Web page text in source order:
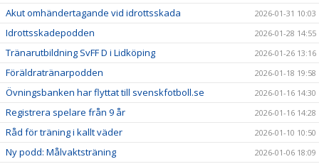
Akut omhändertagande vid idrottsskada 2026-01-31 10:03
Idrottsskadepodden 2026-01-28 14:55
Tränarutbildning SvFF D i Lidköping 2026-01-26 13:16
Föräldratränarpodden 2026-01-18 19:58
Övningsbanken har flyttat till svenskfotboll.se 2026-01-16 14:30
Registrera spelare från 9 år 2026-01-16 14:28
Råd för träning i kallt väder 2026-01-10 10:50
Ny podd: Målvaktsträning 2026-01-06 18:09